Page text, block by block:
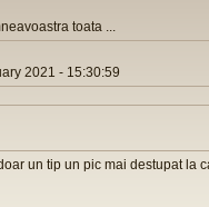
toata ...
2021 - 15:30:59
un tip un pic mai destupat la